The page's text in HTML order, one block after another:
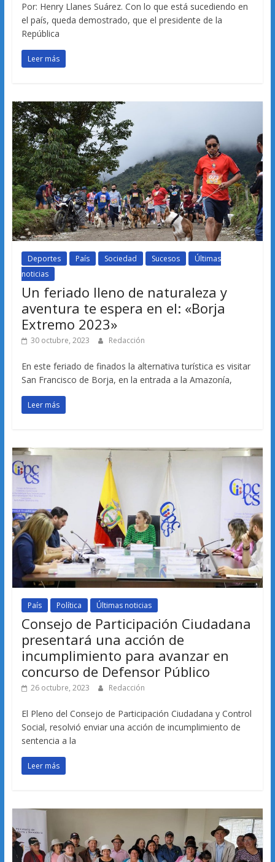
Por: Henry Llanes Suárez. Con lo que está sucediendo en
el país, queda demostrado, que el presidente de la
República
Leer más
Deportes País Sociedad Sucesos
Últimas
noticias
Un feriado lleno de naturaleza y
aventura te espera en el: «Borja
Extremo 2023»
30 octubre, 2023 Redacción
En este feriado de finados la alternativa turística es visitar
San Francisco de Borja, en la entrada a la Amazonía,
Leer más
País Política Últimas noticias
Consejo de Participación Ciudadana
presentará una acción de
incumplimiento para avanzar en
concurso de Defensor Público
26 octubre, 2023 Redacción
El Pleno del Consejo de Participación Ciudadana y Control
Social, resolvió enviar una acción de incumplimiento de
sentencia a la
Leer más